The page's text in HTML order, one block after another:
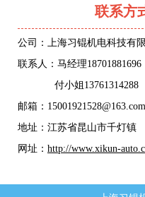
联系方
公司：上海习锟机电科技有
联系人：马经理
付小姐13761314288
邮箱：15001921528@163.com
地址：江苏省昆山市千灯镇
网址： http://www.xikun-